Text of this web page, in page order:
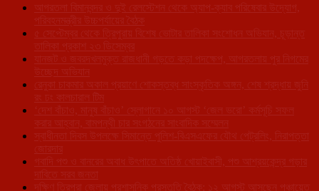
আগরতলা বিমানবন্দর ও দুই রেলস্টেশন থেকে অ্যাপ-ক্যাব পরিষেবার উদ্যোগ,
পরিবহনমন্ত্রীর উচ্চপর্যায়ের বৈঠক
৫ সেপ্টেম্বর থেকে ত্রিপুরায় বিশেষ ভোটার তালিকা সংশোধন অভিযান, চূড়ান্ত
তালিকা প্রকাশ ২৩ ডিসেম্বর
যানজট ও জবরদখলমুক্ত রাজধানী গড়তে কড়া পদক্ষেপ, আগরতলায় পুর নিগমের
উচ্ছেদ অভিযান
রেনুকা চাকমার অকাল প্রয়াণে শোকস্তব্ধ সাংস্কৃতিক অঙ্গন, শেষ শ্রদ্ধায় জুনি
রং ঢং কালচারাল টিম
‘দেশ বাঁচাও, মানুষ বাঁচাও’ স্লোগানে ১০ আগস্ট ‘জেল ভরো’ কর্মসূচি সফল
করার আহ্বান, বামপন্থী চার সংগঠনের সাংবাদিক সম্মেলন
স্বাধীনতা দিবস উপলক্ষে সিমান্তে পুলিশ-বিএসএফের যৌথ পেট্রলিং, নিরাপত্তা
জোরদার
গবাদি পশু ও বানরের অবাধ উৎপাতে অতিষ্ঠ খোয়াইবাসী, পশু আশ্রয়কেন্দ্র গড়ার
দাবিতে সরব জনতা
দক্ষিণ ত্রিপুরা জেলায় প্রশাসনিক প্রস্তুতি বৈঠক: ১২ আগস্ট আসছেন পঞ্চায়েত